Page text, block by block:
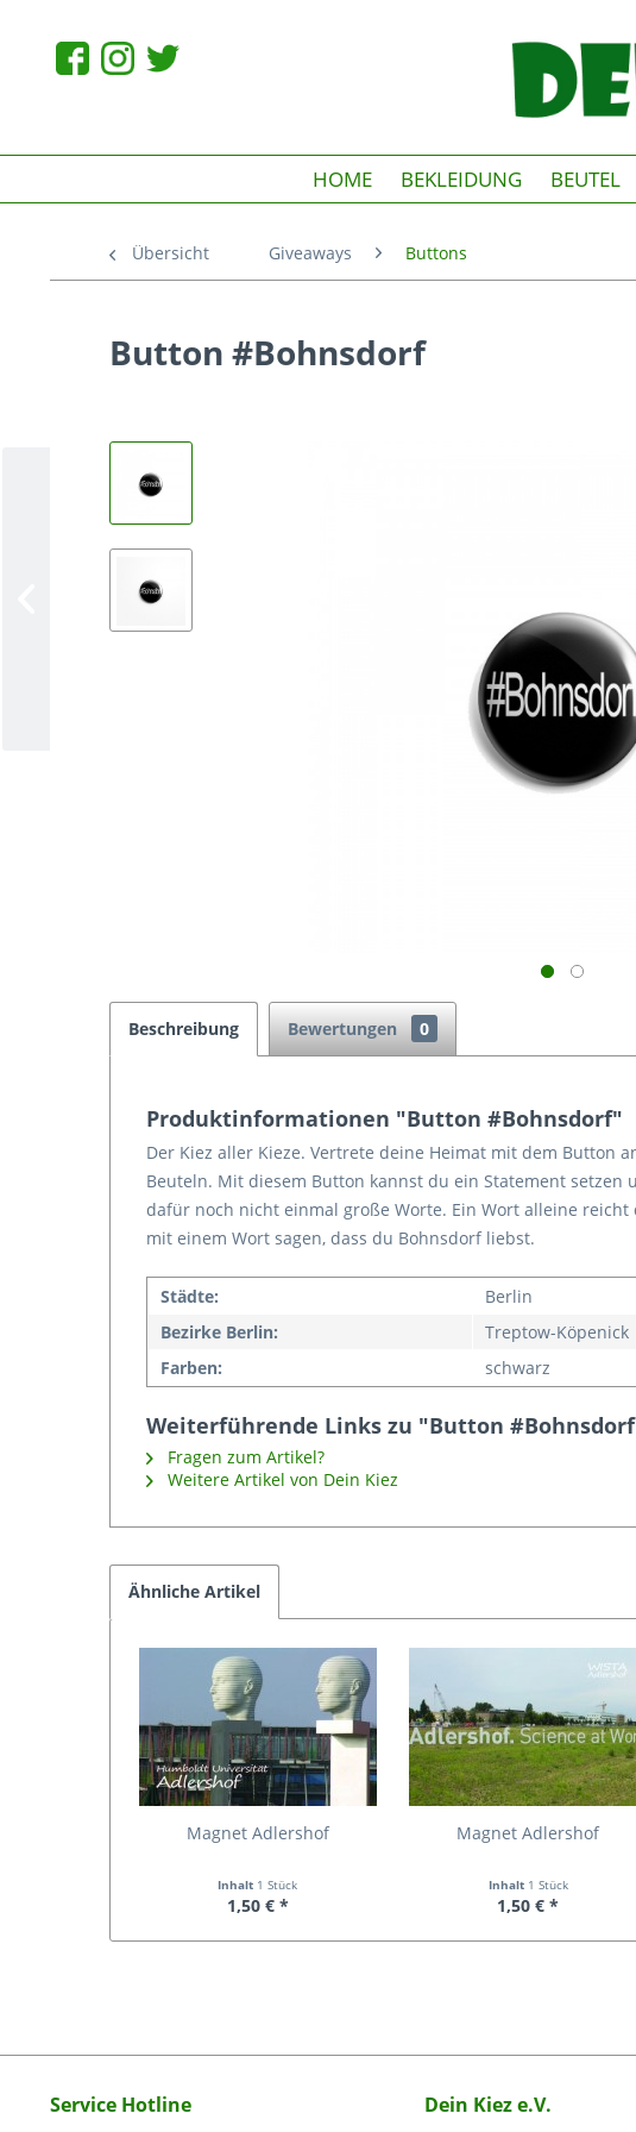
HOME BEKLEIDUNG BEUTEL
Übersicht Giveaways Buttons
Button #Bohnsdorf
Beschreibung Bewertungen 0
Produktinformationen "Button #Bohnsdorf"
Der Kiez aller Kieze. Vertrete deine Heimat mit dem Button
Beuteln. Mit diesem Button kannst du ein Statement setzen
dafür noch nicht einmal große Worte. Ein Wort alleine reicht
mit einem Wort sagen, dass du Bohnsdorf liebst.
Städte:
Berlin
Bezirke Berlin:
Treptow-Köpenick
Farben:
schwarz
Weiterführende Links zu "Button
Fragen zum Artikel?
Weitere Artikel von Dein Kiez
Ähnliche Artikel
Magnet Adlershof
Inhalt 1 Stück
1,50 € *
Magnet Adlershof
Inhalt 1 Stück
1,50 € *
Service Hotline Dein Kiez e.V.